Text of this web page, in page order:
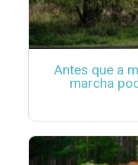
Antes que a
marcha